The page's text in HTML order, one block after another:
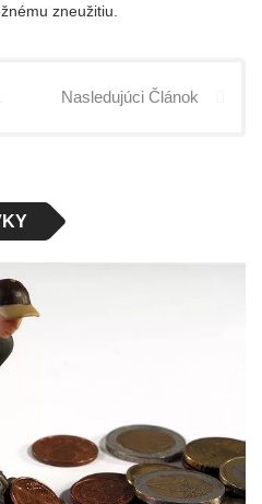
zneužitiu.
Nasledujúci Článok